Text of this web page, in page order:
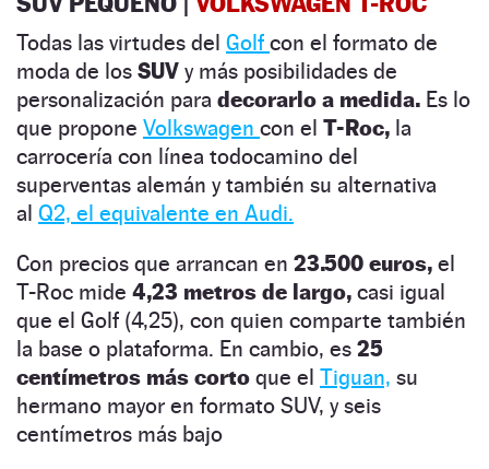
Todas las virtudes del Golf con el formato de
moda de los SUV y más posibilidades de
personalización para decorarlo a medida. Es lo
que propone Volkswagen con el T-Roc, la
carrocería con línea todocamino del
superventas alemán y también su alternativa
al Q2, el equivalente en Audi.
Con precios que arrancan en 23.500 euros, el
T-Roc mide 4,23 metros de largo, casi igual
que el Golf (4,25), con quien comparte también
la base o plataforma. En cambio, es 25
centímetros más corto que el Tiguan, su
hermano mayor en formato SUV, y seis
centímetros más bajo